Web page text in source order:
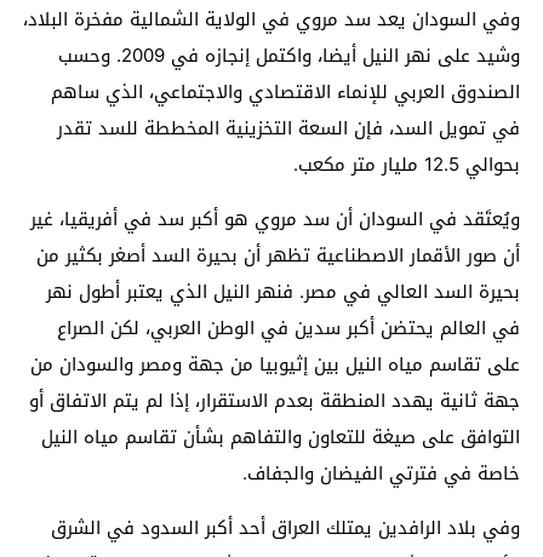
وفي السودان يعد سد مروي في الولاية الشمالية مفخرة البلاد،
وشيد على نهر النيل أيضا، واكتمل إنجازه في 2009. وحسب
الصندوق العربي للإنماء الاقتصادي والاجتماعي، الذي ساهم
في تمويل السد، فإن السعة التخزينية المخططة للسد تقدر
بحوالي 12.5 مليار متر مكعب.
ويُعتَقد في السودان أن سد مروي هو أكبر سد في أفريقيا، غير
أن صور الأقمار الاصطناعية تظهر أن بحيرة السد أصغر بكثير من
بحيرة السد العالي في مصر. فنهر النيل الذي يعتبر أطول نهر
في العالم يحتضن أكبر سدين في الوطن العربي، لكن الصراع
على تقاسم مياه النيل بين إثيوبيا من جهة ومصر والسودان من
جهة ثانية يهدد المنطقة بعدم الاستقرار، إذا لم يتم الاتفاق أو
التوافق على صيغة للتعاون والتفاهم بشأن تقاسم مياه النيل
خاصة في فترتي الفيضان والجفاف.
وفي بلاد الرافدين يمتلك العراق أحد أكبر السدود في الشرق